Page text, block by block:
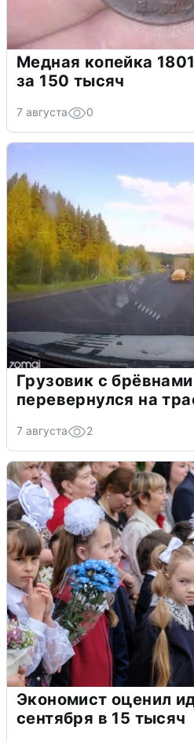
Медная копейка
за 150 тысяч
7 августа 0
Грузовик с
перевернулся на
7 августа 2
Экономист оценил
сентября в 15 тысяч